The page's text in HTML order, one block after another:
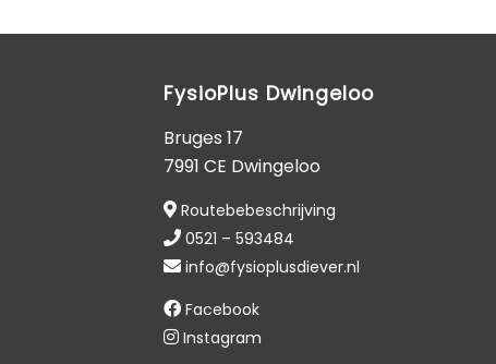
FysioPlus Dwingeloo
Bruges 17
7991 CE Dwingeloo
Routebebeschrijving
0521 – 593484
info@fysioplusdiever.nl
Facebook
Instagram